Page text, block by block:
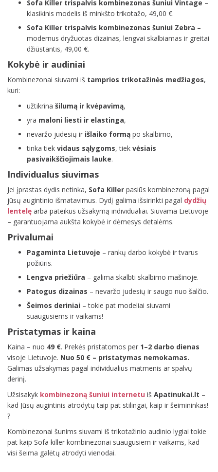
Sofa Killer trispalvis kombinezonas šuniui Vintage –
klasikinis modelis iš minkšto trikotažo, 49,00 €.
Sofa Killer trispalvis kombinezonas šuniui Zebra –
modernus dryžuotas dizainas, lengvai skalbiamas ir greitai
džiūstantis, 49,00 €.
Kokybė ir audiniai
Kombinezonai siuvami iš tamprios trikotažinės medžiagos,
kuri:
užtikrina šilumą ir kvėpavimą,
yra maloni liesti ir elastinga,
nevaržo judesių ir išlaiko formą po skalbimo,
tinka tiek vidaus sąlygoms, tiek vėsiais
pasivaikščiojimais lauke.
Individualus siuvimas
Jei įprastas dydis netinka, Sofa Killer pasiūs kombinezoną pagal
jūsų augintinio išmatavimus. Dydį galima išsirinkti pagal dydžių
lentelę arba pateikus užsakymą individualiai. Siuvama Lietuvoje
– garantuojama aukšta kokybė ir dėmesys detalėms.
Privalumai
Pagaminta Lietuvoje – rankų darbo kokybė ir tvarus
požiūris.
Lengva priežiūra – galima skalbti skalbimo mašinoje.
Patogus dizainas – nevaržo judesių ir saugo nuo šalčio.
Šeimos deriniai – tokie pat modeliai siuvami
suaugusiems ir vaikams!
Pristatymas ir kaina
Kaina – nuo 49 €. Prekės pristatomos per 1–2 darbo dienas
visoje Lietuvoje. Nuo 50 € – pristatymas nemokamas.
Galimas užsakymas pagal individualius matmenis ar spalvų
derinį.
Užsisakyk kombinezoną šuniui internetu iš Apatinukai.lt –
kad Jūsų augintinis atrodytų taip pat stilingai, kaip ir šeimininkas!
?
Kombinezonai šunims siuvami iš trikotažinio audinio lygiai tokie
pat kaip Sofa killer kombinezonai suaugusiem ir vaikams, kad
visi šeima galėtų atrodyti vienodai.